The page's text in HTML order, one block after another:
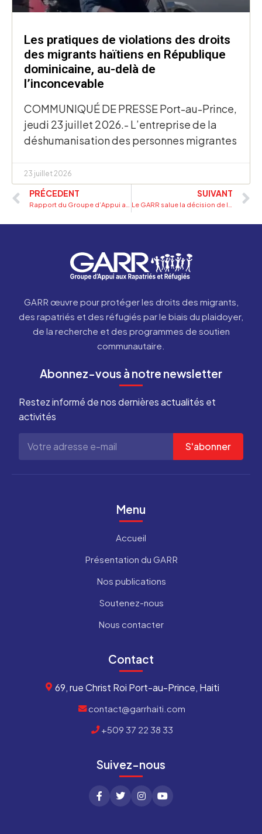
Les pratiques de violations des droits
des migrants haïtiens en République
dominicaine, au-delà de
l’inconcevable
COMMUNIQUÉ DE PRESSE Port-au-Prince,
jeudi 23 juillet 2026.- L’entreprise de la
déshumanisation des personnes migrantes
23 juillet 2026
PRÉCEDENT SUIVANT
GARR œuvre pour protéger les droits des migrants,
des rapatriés et des réfugiés par le biais du plaidoyer,
de la recherche et des programmes de soutien
communautaire.
Abonnez-vous à notre newsletter
Restez informé de nos dernières actualités et
activités
S'abonner
Menu
Accueil
Présentation du GARR
Nos publications
Soutenez-nous
Nous contacter
Contact
69, rue Christ Roi Port-au-Prince, Haiti
contact@garrhaiti.com
+509 37 22 38 33
Suivez-nous